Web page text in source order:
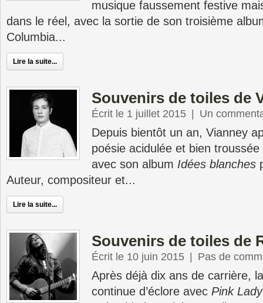
musique faussement festive
dans le réel, avec la sortie de son troisième
Columbia...
Lire la suite...
Souvenirs de toiles de
Écrit le 1 juillet 2015 Un
Depuis bientôt un an, Vianney
poésie acidulée et bien
avec son album Idées blanches
Auteur, compositeur et...
Lire la suite...
Souvenirs de toiles de
Écrit le 10 juin 2015 Pas de
Après déjà dix ans de carrière,
continue d’éclore avec Pink Lady